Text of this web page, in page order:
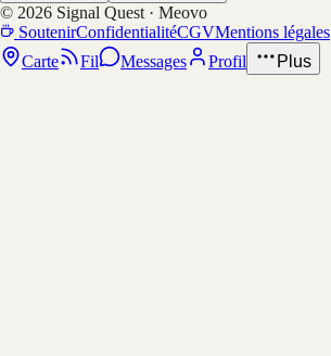
© 2026 Signal Quest · Meovo
SoutenirConfidentialitéCGVMentions légales
Carte
Fil Messages Profil Plus